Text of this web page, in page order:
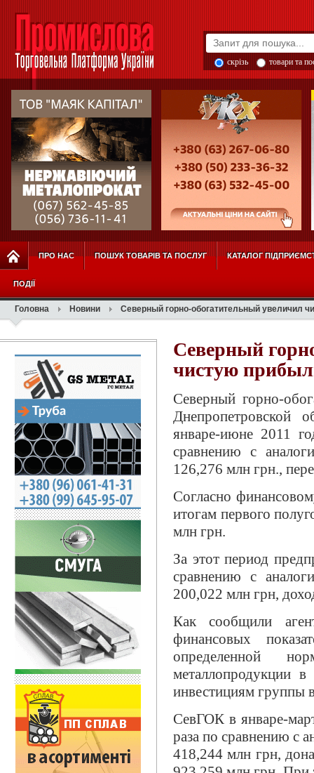
скрізь товари та
ПРО НАС ПОШУК ТОВАРІВ ТА ПОСЛУГ КАТАЛОГ
ПОДІЇ
Головна Новини Северный горно-обогатительный увеличил
Северный
чистую
Северный горно-
Днепропетровской
январе-июне 2011
сравнению с
126,276 млн грн.,
Согласно
итогам первого
млн грн.
За этот период
сравнению с
200,022 млн грн,
Как сообщили
финансовых
определенной
металлопродукции
инвестициям группы
СевГОК в январе-
раза по сравнению с
418,244 млн грн,